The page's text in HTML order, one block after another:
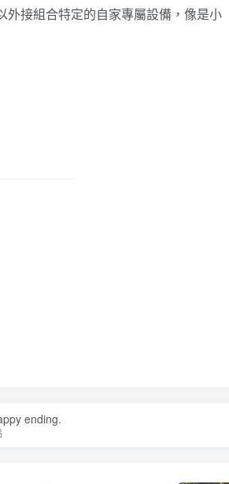
接組合特定的自家專屬設備，像是小
ending.